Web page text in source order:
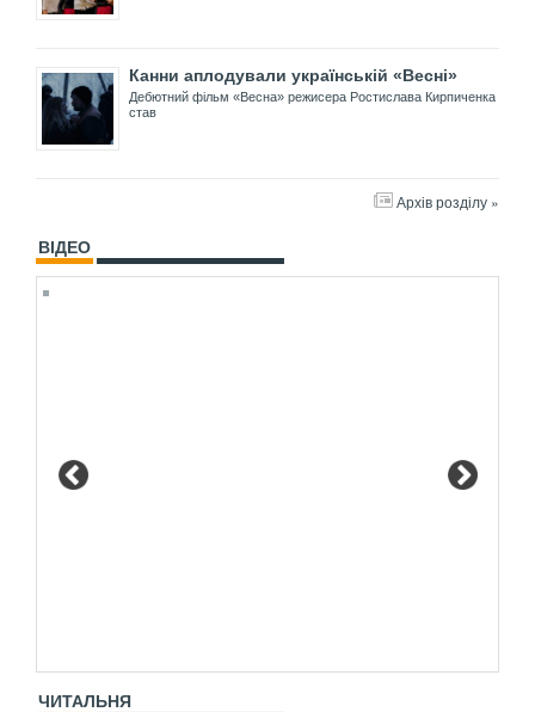
Канни аплодували українській «Весні»
Дебютний фільм «Весна» режисера Ростислава Кирпиченка
став
Архів розділу »
ВІДЕО
ЧИТАЛЬНЯ